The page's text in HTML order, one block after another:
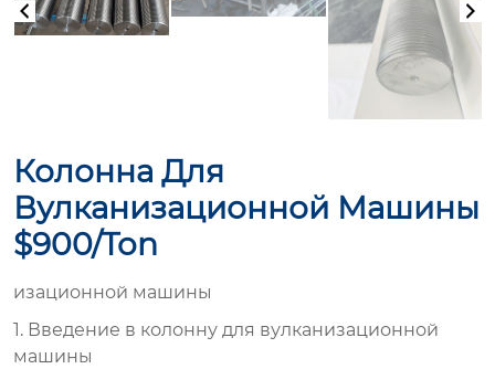
Колонна Для
Вулканизационной Машины
$900/ton
изационной машины
1. Введение в колонну для вулканизационной
машины